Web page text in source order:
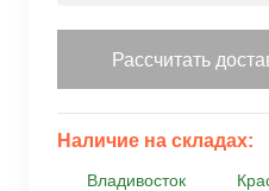
Рассчитать
Наличие на складах:
Владивосток